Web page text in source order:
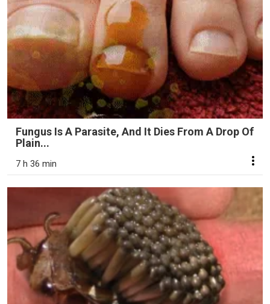
Fungus Is A Parasite, And It Dies From A Drop Of
Plain...
7 h 36 min